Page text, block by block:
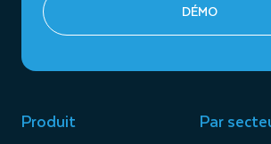
DÉMO
Produit Par